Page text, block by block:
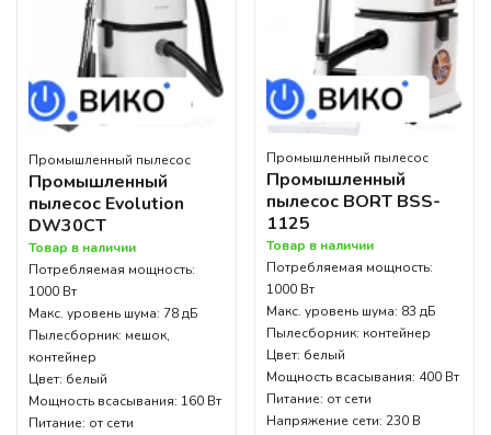
Промышленный пылесос
Промышленный
пылесос Evolution
DW30CT
Товар в наличии
Потребляемая мощность:
1000 Вт
Макс. уровень шума: 78 дБ
Пылесборник: мешок,
контейнер
Цвет: белый
Мощность всасывания: 160 Вт
Питание: от сети
Промышленный пылесос
Промышленный
пылесос BORT BSS-
1125
Товар в наличии
Потребляемая мощность:
1000 Вт
Макс. уровень шума: 83 дБ
Пылесборник: контейнер
Цвет: белый
Мощность всасывания: 400 Вт
Питание: от сети
Напряжение сети: 230 В